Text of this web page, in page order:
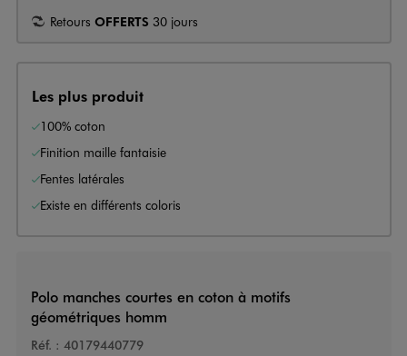
Retours OFFERTS 30 jours
Les plus produit
100% coton
Finition maille fantaisie
Fentes latérales
Existe en différents coloris
Polo manches courtes en coton à motifs
géométriques homm
Réf. : 40179440779